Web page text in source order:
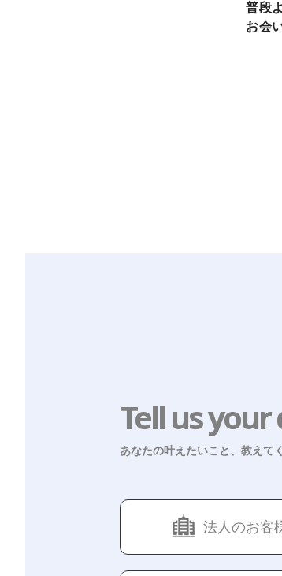
普段
お会
Tell us
あなたの叶えたいこと、教えて
法人のお客